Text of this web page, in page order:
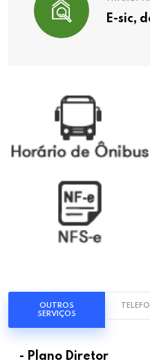
E-sic,
OUTROS
SERVIÇOS
- Plano Diretor